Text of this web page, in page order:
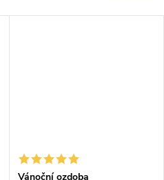
Vánoční ozdoba